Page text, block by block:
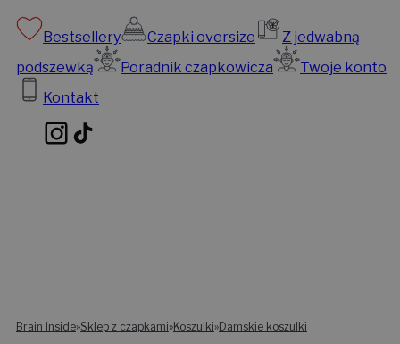
Bestsellery Czapki oversize
Z jedwabną
podszewką
Poradnik czapkowicza
Twoje konto
Kontakt
Brain Inside»Sklep z czapkami»Koszulki»Damskie koszulki